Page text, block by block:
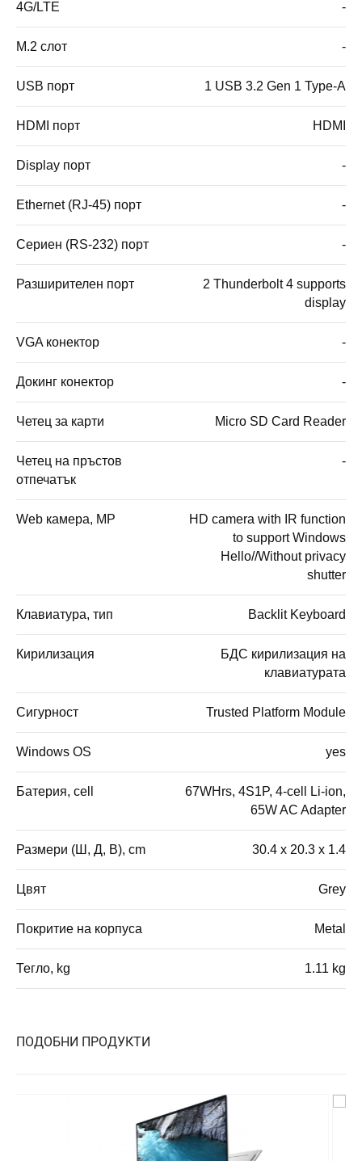
4G/LTE -
M.2 слот -
USB порт 1 USB 3.2 Gen 1 Type-A
HDMI порт HDMI
Display порт -
Ethernet (RJ-45) порт -
Сериен (RS-232) порт -
Разширителен порт
2 Thunderbolt 4 supports
display
VGA конектор -
Докинг конектор -
Четец за карти Micro SD Card Reader
Четец на пръстов
отпечатък
-
Web камера, MP
HD camera with IR function
to support Windows
Hello//Without privacy
shutter
Клавиатура, тип Backlit Keyboard
Кирилизация
БДС кирилизация на
клавиатурата
Сигурност Trusted Platform Module
Windows OS yes
Батерия, cell
67WHrs, 4S1P, 4-cell Li-ion,
65W AC Adapter
Размери (Ш, Д, В), cm 30.4 x 20.3 x 1.4
Цвят Grey
Покритие на корпуса Metal
Тегло, kg 1.11 kg
ПОДОБНИ ПРОДУКТИ